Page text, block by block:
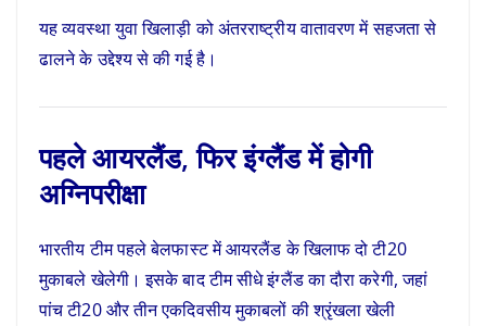
यह व्यवस्था युवा खिलाड़ी को अंतरराष्ट्रीय वातावरण में सहजता से
ढालने के उद्देश्य से की गई है।
पहले आयरलैंड, फिर इंग्लैंड में होगी
अग्निपरीक्षा
भारतीय टीम पहले बेलफास्ट में आयरलैंड के खिलाफ दो टी20
मुकाबले खेलेगी। इसके बाद टीम सीधे इंग्लैंड का दौरा करेगी, जहां
पांच टी20 और तीन एकदिवसीय मुकाबलों की श्रृंखला खेली